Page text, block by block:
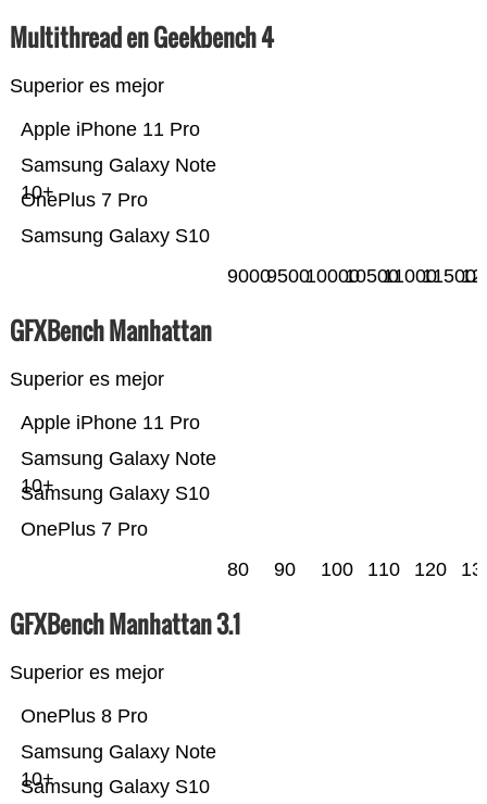
Multithread en Geekbench 4
Superior es mejor
Samsung Galaxy S10
OnePlus 7 Pro
Samsung Galaxy Note
10+
Apple iPhone 11 Pro
9000950010000105001100011500
GFXBench Manhattan
Superior es mejor
OnePlus 7 Pro
Samsung Galaxy S10
Samsung Galaxy Note
10+
Apple iPhone 11 Pro
80 90 100 110 120
GFXBench Manhattan 3.1
Superior es mejor
Samsung Galaxy S10
Samsung Galaxy Note
10+
OnePlus 8 Pro